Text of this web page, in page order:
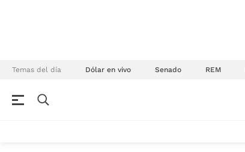
Temas del día Dólar en vivo Senado REM